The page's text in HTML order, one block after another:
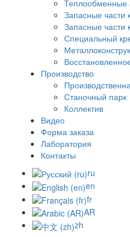
Теплообменные
Запасные части
Запасные части
Специальный
Производство
Станочный парк
Коллектив
Видео
Форма заказа
Лаборатория
Контакты
ru
en
fr
AR
zh